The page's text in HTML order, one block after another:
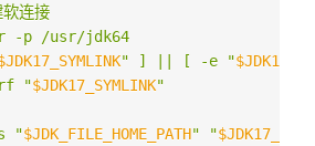
连接
-p /usr/jdk64
" ] || [ -e "
rf "$JDK17_SYMLINK"
"$JDK_FILE_HOME_PATH" "